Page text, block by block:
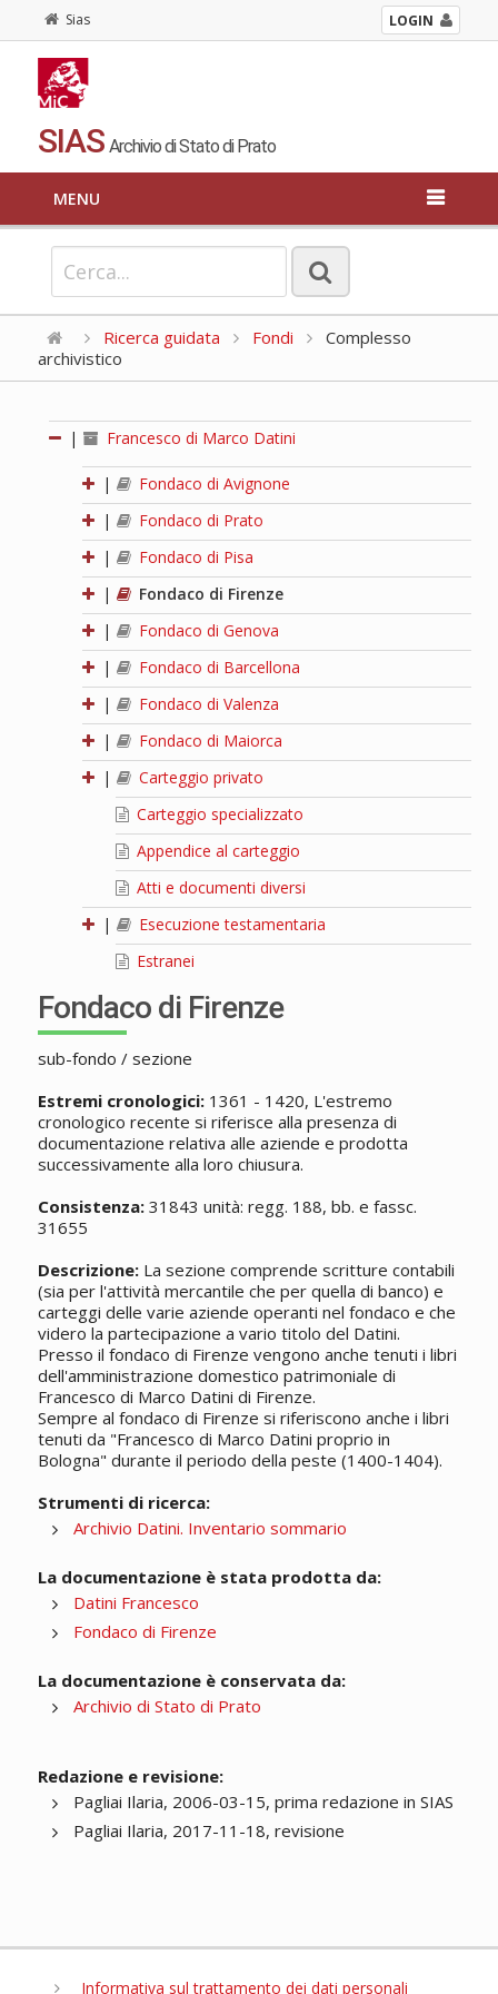
Sias LOGIN
SIAS Archivio di Stato di Prato
MENU
Ricerca guidata Fondi
Complesso
archivistico
| Francesco di Marco Datini
|
Fondaco di Avignone
|
Fondaco di Prato
|
Fondaco di Pisa
|
Fondaco di Firenze
|
Fondaco di Genova
|
Fondaco di Barcellona
|
Fondaco di Valenza
|
Fondaco di Maiorca
|
Carteggio privato
Carteggio specializzato
Appendice al carteggio
Atti e documenti diversi
|
Esecuzione testamentaria
Estranei
Fondaco di Firenze
sub-fondo / sezione
Estremi cronologici:1361 - 1420, L'estremo
cronologico recente si riferisce alla presenza di
documentazione relativa alle aziende e prodotta
successivamente alla loro chiusura.
Consistenza:31843 unità: regg. 188, bb. e fassc.
31655
Descrizione:La sezione comprende scritture contabili
(sia per l'attività mercantile che per quella di banco) e
carteggi delle varie aziende operanti nel fondaco e che
videro la partecipazione a vario titolo del Datini.
Presso il fondaco di Firenze vengono anche tenuti i libri
dell'amministrazione domestico patrimoniale di
Francesco di Marco Datini di Firenze.
Sempre al fondaco di Firenze si riferiscono anche i libri
tenuti da "Francesco di Marco Datini proprio in
Bologna" durante il periodo della peste (1400-1404).
Strumenti di ricerca:
Archivio Datini. Inventario sommario
La documentazione è stata prodotta da:
Datini Francesco
Fondaco di Firenze
La documentazione è conservata da:
Archivio di Stato di Prato
Redazione e revisione:
Pagliai Ilaria, 2006-03-15, prima redazione in SIAS
Pagliai Ilaria, 2017-11-18, revisione
Informativa sul trattamento dei dati personali